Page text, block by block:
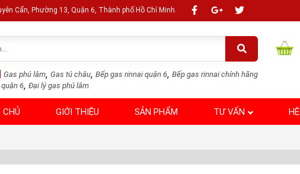
Cẩn, Phường 13, Quận 6, Thành phố Hồ Chí Minh.
Gas phú lâm, Gas tú châu, Bếp gas rinnai quận 6, Bếp gas rinnai chính hãng
6, Đại lý gas phú lâm
CHỦ GIỚI THIỆU SẢN PHẨM TƯ VẤN